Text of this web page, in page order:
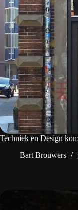
Techniek en Design
Bart Brouwers